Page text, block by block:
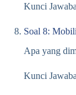
Kunci
Soal 8:
Apa yang
Kunci